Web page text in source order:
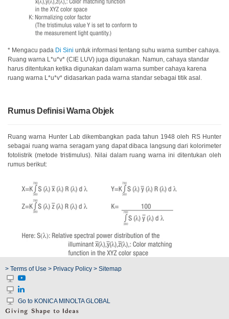
Perjuangkan
Pengembangan
Produk
Layanan
Berita
Kami
* Mengacu pada Di Sini untuk informasi tentang suhu warna sumber cahaya.
Ruang warna L*u*v* (CIE LUV) juga digunakan. Namun, cahaya standar
harus ditentukan ketika digunakan dalam warna sumber cahaya karena
ruang warna L*u*v* didasarkan pada warna standar sebagai titik asal.
Rumus Definisi Warna Objek
Ruang warna Hunter Lab dikembangkan pada tahun 1948 oleh RS Hunter
sebagai ruang warna seragam yang dapat dibaca langsung dari kolorimeter
fotolistrik (metode tristimulus). Nilai dalam ruang warna ini ditentukan oleh
rumus berikut:
> Terms of Use > Privacy Policy > Sitemap
Go to KONICA MINOLTA GLOBAL